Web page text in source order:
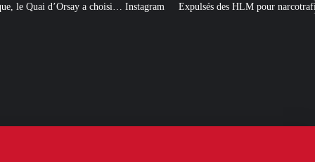
Instagram Expulsés des HLM pour narcotrafic, peuvent-ils obtenir un